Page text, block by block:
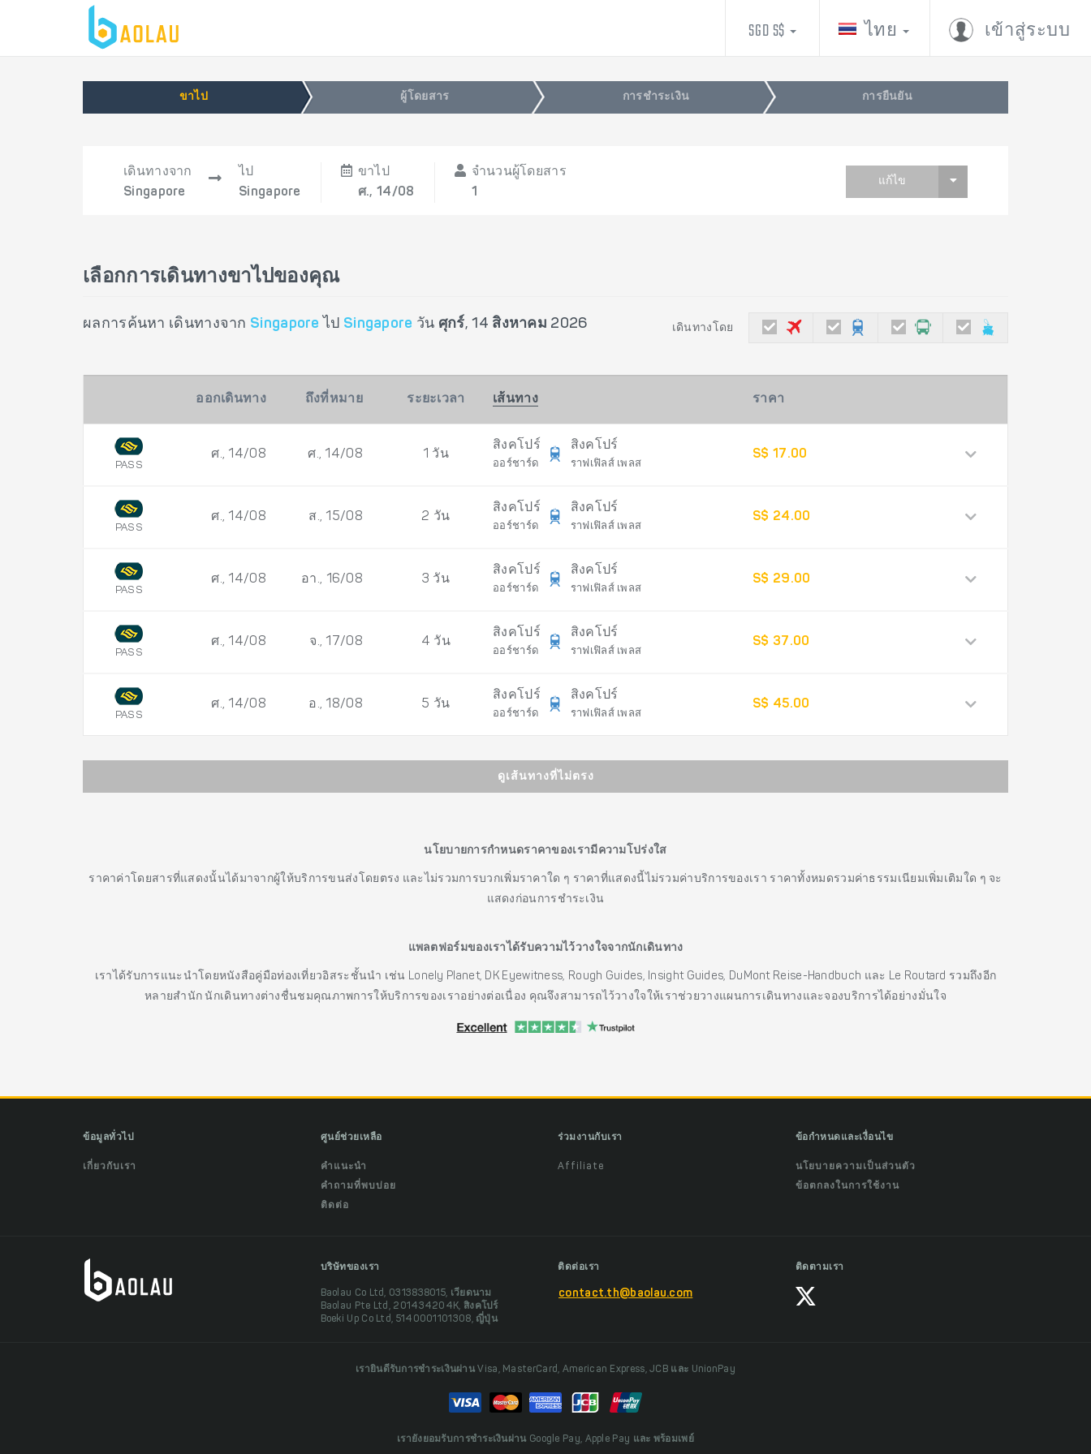
เข้าสู่ระบบ
ไทย
SGD S$
ขาไป ผู้โดยสาร การชำระเงิน การยืนยัน
เดินทางจาก
Singapore
ไป
Singapore
ขาไป
ศ., 14/08
จำนวนผู้โดยสาร
1
แก้ไข
เลือกการเดินทางขาไปของคุณ
ผลการค้นหา เดินทางจาก Singapore ไป Singapore วัน ศุกร์, 14 สิงหาคม 2026 เดินทางโดย
ออกเดินทาง ถึงที่หมาย ระยะเวลา เส้นทาง ราคา
PASS
ศ., 14/08 ศ., 14/08 1 วัน
สิงคโปร์
ออร์ชาร์ด
สิงคโปร์
ราฟเฟิลส์ เพลส
S$ 17.00
PASS
ศ., 14/08 ส., 15/08 2 วัน
สิงคโปร์
ออร์ชาร์ด
สิงคโปร์
ราฟเฟิลส์ เพลส
S$ 24.00
PASS
ศ., 14/08 อา., 16/08 3 วัน
สิงคโปร์
ออร์ชาร์ด
สิงคโปร์
ราฟเฟิลส์ เพลส
S$ 29.00
PASS
ศ., 14/08 จ., 17/08 4 วัน
สิงคโปร์
ออร์ชาร์ด
สิงคโปร์
ราฟเฟิลส์ เพลส
S$ 37.00
PASS
ศ., 14/08 อ., 18/08 5 วัน
สิงคโปร์
ออร์ชาร์ด
สิงคโปร์
ราฟเฟิลส์ เพลส
S$ 45.00
ดูเส้นทางที่ไม่ตรง
นโยบายการกำหนดราคาของเรามีความโปร่งใส
ราคาค่าโดยสารที่แสดงนั้นได้มาจากผู้ให้บริการขนส่งโดยตรง และไม่รวมการบวกเพิ่มราคาใด ๆ ราคาที่แสดงนี้ไม่รวมค่าบริการของเรา ราคาทั้งหมดรวมค่าธรรมเนียมเพิ่มเติมใด ๆ จะ
แสดงก่อนการชำระเงิน
แพลตฟอร์มของเราได้รับความไว้วางใจจากนักเดินทาง
เราได้รับการแนะนำโดยหนังสือคู่มือท่องเที่ยวอิสระชั้นนำ เช่น Lonely Planet, DK Eyewitness, Rough Guides, Insight Guides, DuMont Reise-Handbuch และ Le Routard รวมถึงอีก
หลายสำนัก นักเดินทางต่างชื่นชมคุณภาพการให้บริการของเราอย่างต่อเนื่อง คุณจึงสามารถไว้วางใจให้เราช่วยวางแผนการเดินทางและจองบริการได้อย่างมั่นใจ
ข้อมูลทั่วไป
เกี่ยวกับเรา
ศูนย์ช่วยเหลือ
คำแนะนำ
คำถามที่พบบ่อย
ติดต่อ
ร่วมงานกับเรา
Affiliate
ข้อกำหนดและเงื่อนไข
นโยบายความเป็นส่วนตัว
ข้อตกลงในการใช้งาน
บริษัทของเรา
Baolau Co Ltd, 0313838015, เวียดนาม
Baolau Pte Ltd, 201434204K, สิงคโปร์
Boeki Up Co Ltd, 5140001101308, ญี่ปุ่น
ติดต่อเรา
contact.th@baolau.com
ติดตามเรา
เรายินดีรับการชำระเงินผ่าน Visa, MasterCard, American Express, JCB และ UnionPay
เรายังยอมรับการชำระเงินผ่าน Google Pay, Apple Pay และ พร้อมเพย์